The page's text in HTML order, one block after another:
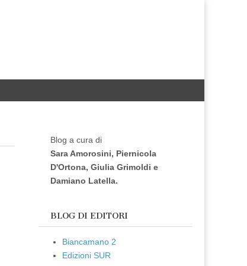
Blog a cura di
Sara Amorosini, Piernicola
D'Ortona, Giulia Grimoldi e
Damiano Latella.
BLOG DI EDITORI
Biancamano 2
Edizioni SUR